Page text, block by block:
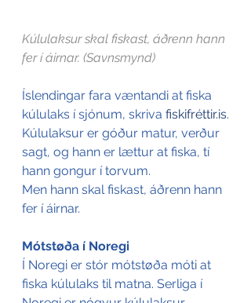
Kúlulaksur skal fiskast, áðrenn hann
fer í áirnar. (Savnsmynd)
Íslendingar fara væntandi at fiska
kúlulaks í sjónum, skriva fiskifréttir.is.
Kúlulaksur er góður matur, verður
sagt, og hann er lættur at fiska, tí
hann gongur í torvum.
Men hann skal fiskast, áðrenn hann
fer í áirnar.
Mótstøða í Noregi
Í Noregi er stór mótstøða móti at
fiska kúlulaks til matna. Serliga í